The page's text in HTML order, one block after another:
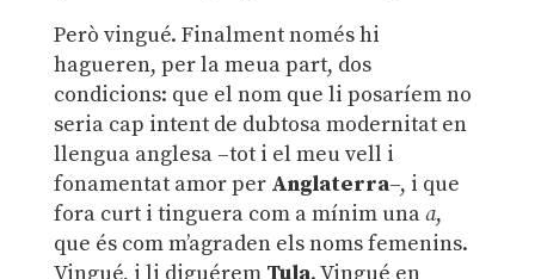
Però vingué. Finalment només hi
hagueren, per la meua part, dos
condicions: que el nom que li posaríem no
seria cap intent de dubtosa modernitat en
llengua anglesa –tot i el meu vell i
fonamentat amor per Anglaterra–, i que
fora curt i tinguera com a mínim unaa,
que és com m’agraden els noms femenins.